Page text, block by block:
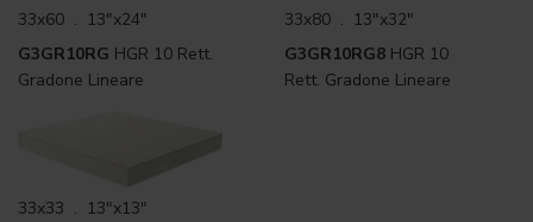
33x60 . 13"x24"
G3GR10RG HGR 10 Rett.
Gradone Lineare
33x80 . 13"x32"
G3GR10RG8 HGR 10
Rett. Gradone Lineare
33x33 . 13"x13"